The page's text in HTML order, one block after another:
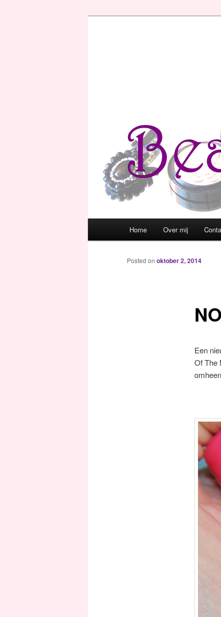
Spring naar de primaire
Spring naar de
Home Over mij
Posted on oktober 2, 2014
Een
Of The